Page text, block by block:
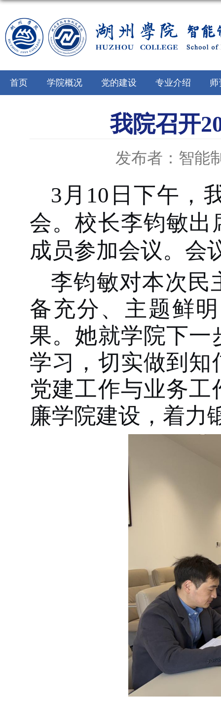
首页 学院概况 党的建设 专业介绍 师
我院召开
发布者：智能
3月10日下午，
会。校长李钧敏出
成员参加会议。 会
李钧敏对本次民
备充分、主题鲜
果。她就学院下
学习，切实做到知
党建工作与业务
廉学院建设，着力